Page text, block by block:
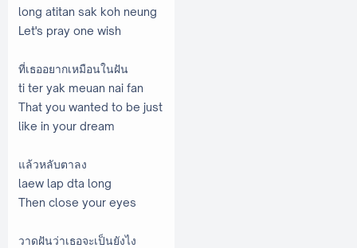
long atitan sak koh neung
Let's pray one wish
ที่เธออยากเหมือนในฝัน
ti ter yak meuan nai fan
That you wanted to be just
like in your dream
แล้วหลับตาลง
laew lap dta long
Then close your eyes
วาดฝันว่าเธอจะเป็นยังไง